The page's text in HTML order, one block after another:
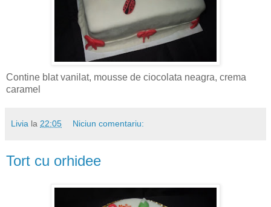
Contine blat vanilat, mousse de ciocolata neagra, crema
caramel
Livia la 22:05 Niciun comentariu:
Tort cu orhidee